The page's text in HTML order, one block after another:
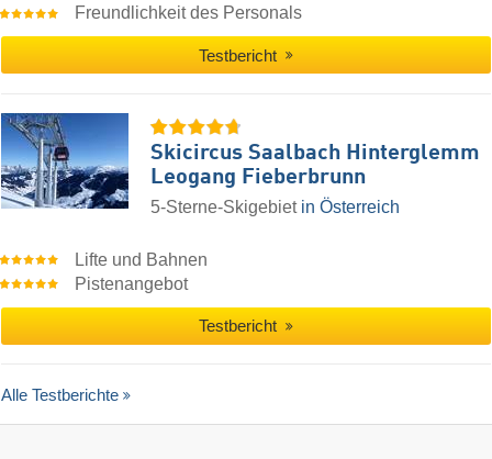
Freundlichkeit des Personals
Testbericht
Skicircus Saalbach Hinterglemm
Leogang Fieberbrunn
5-Sterne-Skigebiet in Österreich
Lifte und Bahnen
Pistenangebot
Testbericht
Alle Testberichte